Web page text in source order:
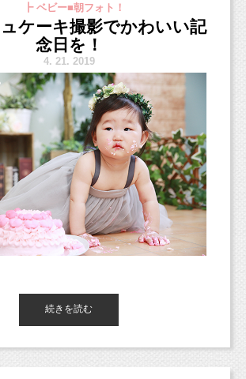
ダウンロードサイトでのダウンロー
L版プリントプレゼント！
す。
みの撮影となります。
できません。
ター撮影会で、
だきました2人のベビーちゃんのお
します♪
帽子がとっても可愛かったです♡
マッシュケーキプラン＊
news_dtl/entry/574
来てくれる女の子♡
お誕生日記念に（＾＾）
う！
┣ ベビー■朝フォト！
ケーキ撮影でかわいい記
念日を！
4. 21. 2019
のフォトスタジオ「スタジオミル
す！
ター撮影会です！
続きを読む